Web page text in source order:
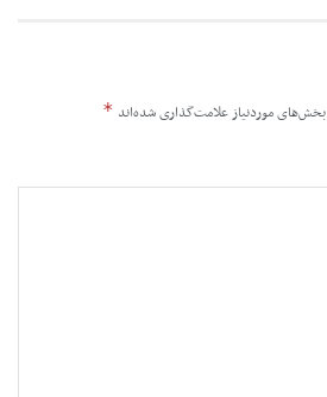
بخش‌های موردنیاز علامت‌گذاری شده‌اند *